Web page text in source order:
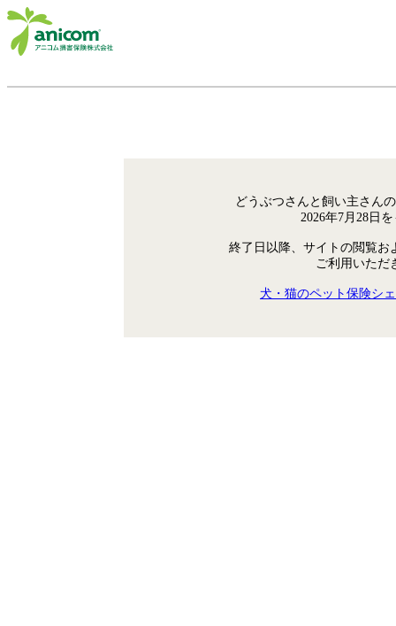
どうぶつさんと飼い主さん
2026年7月28日
終了日以降、サイトの閲覧お
ご利用いただ
犬・猫のペット保険シ